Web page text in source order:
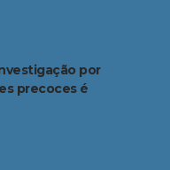
por
precoces é